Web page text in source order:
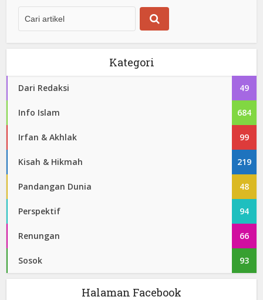
Kategori
Dari Redaksi 49
Info Islam 684
Irfan & Akhlak 99
Kisah & Hikmah 219
Pandangan Dunia 48
Perspektif 94
Renungan 66
Sosok 93
Halaman Facebook